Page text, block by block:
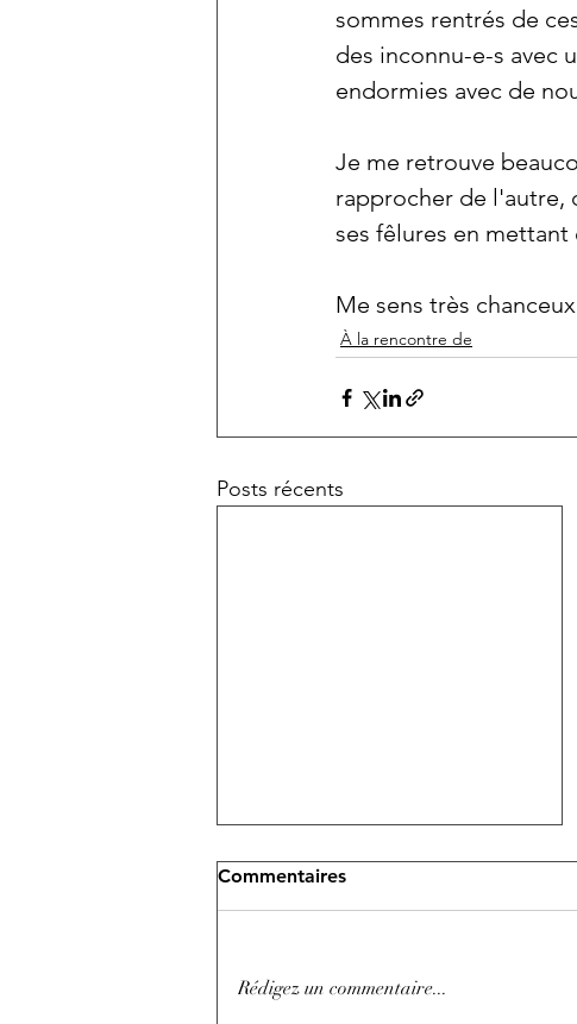
sommes rentrés de
des inconnu-e-s avec
endormies avec de
Je me retrouve
rapprocher de l'autre,
ses fêlures en mettant
Me sens très
À la rencontre de
Posts récents
Commentaires
Rédigez un commentaire...